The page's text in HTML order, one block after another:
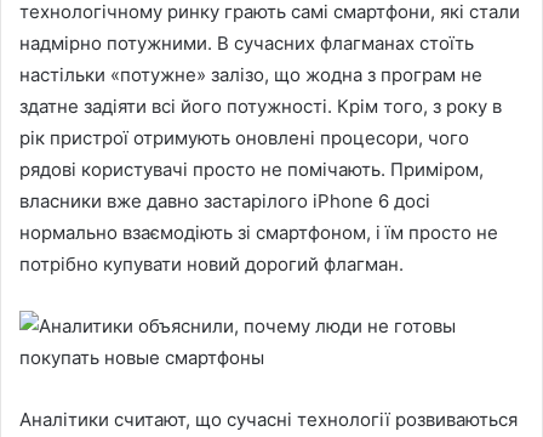
технологічному ринку грають самі смартфони, які стали
надмірно потужними. В сучасних флагманах стоїть
настільки «потужне» залізо, що жодна з програм не
здатне задіяти всі його потужності. Крім того, з року в
рік пристрої отримують оновлені процесори, чого
рядові користувачі просто не помічають. Приміром,
власники вже давно застарілого iPhone 6 досі
нормально взаємодіють зі смартфоном, і їм просто не
потрібно купувати новий дорогий флагман.
Аналітики считают, що сучасні технології розвиваються